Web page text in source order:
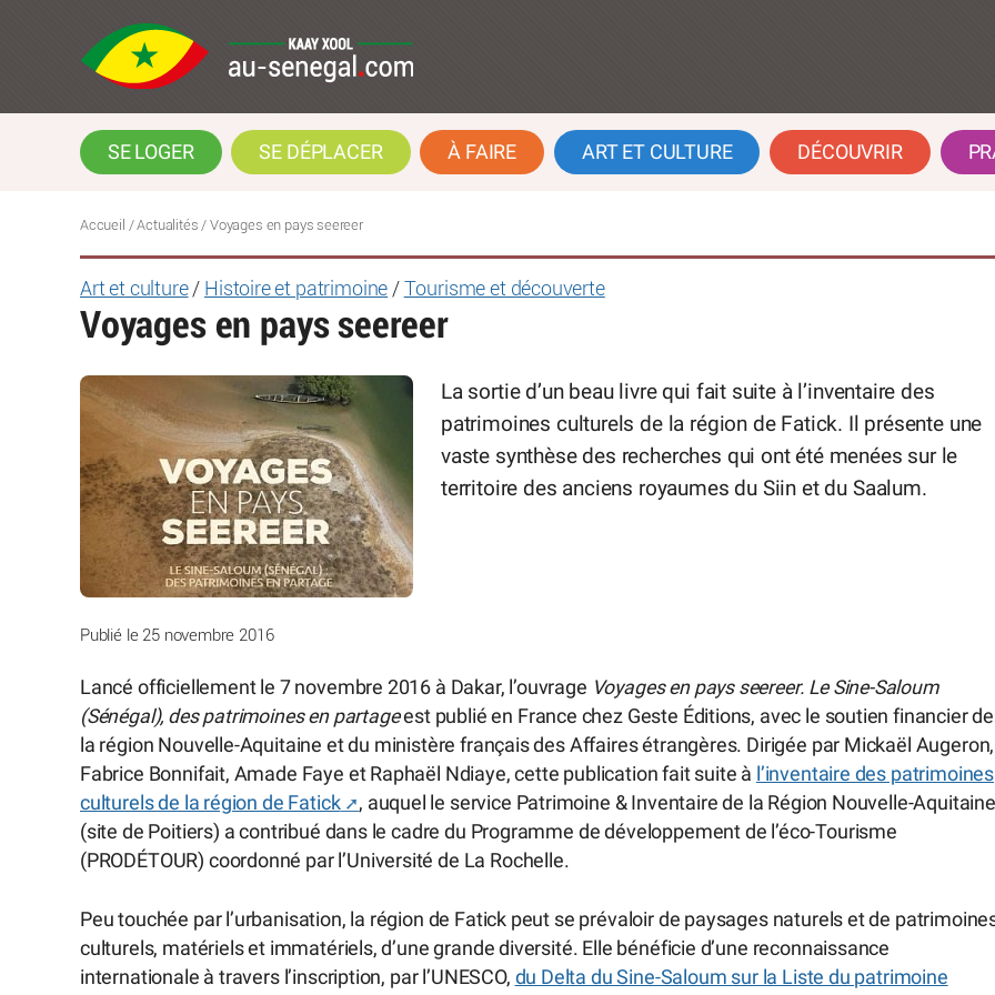
SE LOGER SE DÉPLACER À FAIRE ART ET CULTURE DÉCOUVRIR
Accueil /Actualités / Voyages en pays seereer
Art et culture/ Histoire et patrimoine / Tourisme et découverte
Voyages en pays seereer
La sortie d’un beau livre qui fait suite à l’inventaire des
patrimoines culturels de la région de Fatick. Il présente une
vaste synthèse des recherches qui ont été menées sur le
territoire des anciens royaumes du Siin et du Saalum.
Publié le 25 novembre 2016
Lancé officiellement le 7 novembre 2016 à Dakar, l’ouvrage Voyages en pays seereer. Le Sine-Saloum
(Sénégal), des patrimoines en partageest publié en France chez Geste Éditions, avec le soutien financier de
la région Nouvelle-Aquitaine et du ministère français des Affaires étrangères. Dirigée par Mickaël Augeron,
Fabrice Bonnifait, Amade Faye et Raphaël Ndiaye, cette publication fait suite à l’inventaire des patrimoines
culturels de la région de Fatick
, auquel le service Patrimoine & Inventaire de la Région Nouvelle-Aquitaine
(site de Poitiers) a contribué dans le cadre du Programme de développement de l’éco-Tourisme
(PRODÉTOUR) coordonné par l’Université de La Rochelle.
Peu touchée par l’urbanisation, la région de Fatick peut se prévaloir de paysages naturels et de
culturels, matériels et immatériels, d’une grande diversité. Elle bénéficie d’une reconnaissance
internationale à travers l’inscription, par l’UNESCO, du Delta du Sine-Saloum sur la Liste du patrimoine